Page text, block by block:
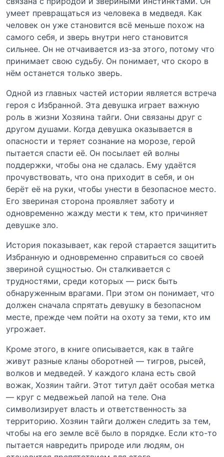
умеет превращаться из человека в медведя. Как
человек он уже становится всё меньше похож на
самого себя, и зверь внутри него становится
сильнее. Он не отчаивается из-за этого, потому что
принимает свою судьбу. Он понимает, что скоро в
нём останется только зверь.
Одной из главных частей истории является встреча
героя с Избранной. Эта девушка играет важную
роль в жизни Хозяина тайги. Они связаны друг с
другом душами. Когда девушка оказывается в
опасности и теряет сознание на морозе, герой
пытается спасти её. Он посылает ей волны
поддержки, чтобы она не сдалась. Ему удаётся
прочувствовать, что она приходит в себя, и он
берёт её на руки, чтобы унести в безопасное место.
Его звериная сторона проявляет заботу и
одновременно жажду мести к тем, кто причиняет
девушке зло.
История показывает, как герой старается защитить
Избранную и одновременно справиться со своей
звериной сущностью. Он сталкивается с
трудностями, среди которых — риск быть
обнаруженным врагами. При этом он понимает, что
должен сначала спрятать девушку в безопасном
месте, прежде чем пойти на охоту за теми, кто им
угрожает.
Кроме этого, в книге описывается, как в тайге
живут разные кланы оборотней — тигров, рысей,
волков и медведей. У каждого клана есть свой
вожак, Хозяин тайги. Этот титул даёт особая метка
— круг с медвежьей лапой на теле. Она
символизирует власть и ответственность за
территорию. Хозяин тайги должен следить за тем,
чтобы на его земле всё было в порядке. Если кто-то
пытается навредить природе или людям, он